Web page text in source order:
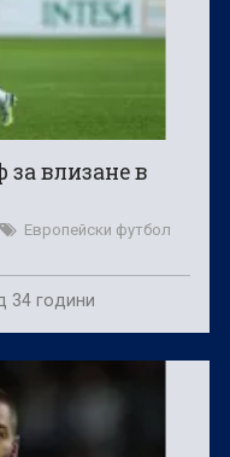
за влизане в
Европейски футбол
34 години